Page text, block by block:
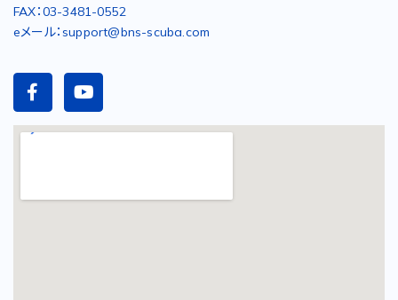
FAX：03-3481-0552
eメール：support@bns-scuba.com